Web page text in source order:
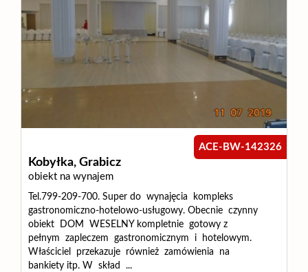
Kobyłka, Grabicz
obiekt na wynajem
ACE-BW-142326
Tel.799-209-700. Super do wynajęcia kompleks
gastronomiczno-hotelowo-usługowy. Obecnie czynny
obiekt DOM WESELNY kompletnie gotowy z
pełnym zapleczem gastronomicznym i hotelowym.
Właściciel przekazuje również zamówienia na
bankiety itp. W skład ...